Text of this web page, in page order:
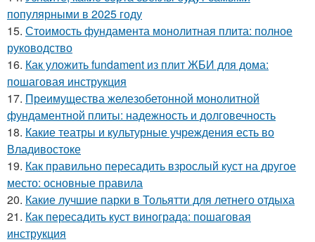
популярными в 2025 году
15. Стоимость фундамента монолитная плита: полное
руководство
16. Как уложить fundament из плит ЖБИ для дома:
пошаговая инструкция
17. Преимущества железобетонной монолитной
фундаментной плиты: надежность и долговечность
18. Какие театры и культурные учреждения есть во
Владивостоке
19. Как правильно пересадить взрослый куст на другое
место: основные правила
20. Какие лучшие парки в Тольятти для летнего отдыха
21. Как пересадить куст винограда: пошаговая
инструкция